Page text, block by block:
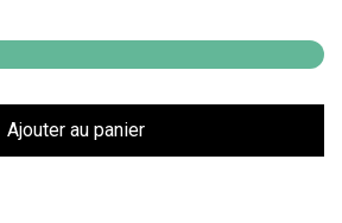
Ajouter au panier